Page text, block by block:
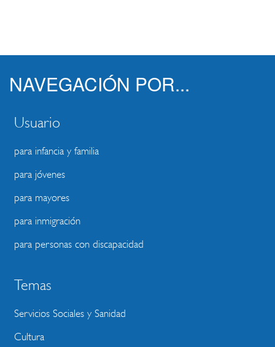
NAVEGACIÓN POR...
Usuario
para infancia y familia
para jóvenes
para mayores
para inmigración
para personas con discapacidad
Temas
Servicios Sociales y Sanidad
Cultura